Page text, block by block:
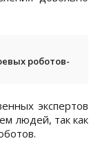
роботов-
экспертов
людей, так как